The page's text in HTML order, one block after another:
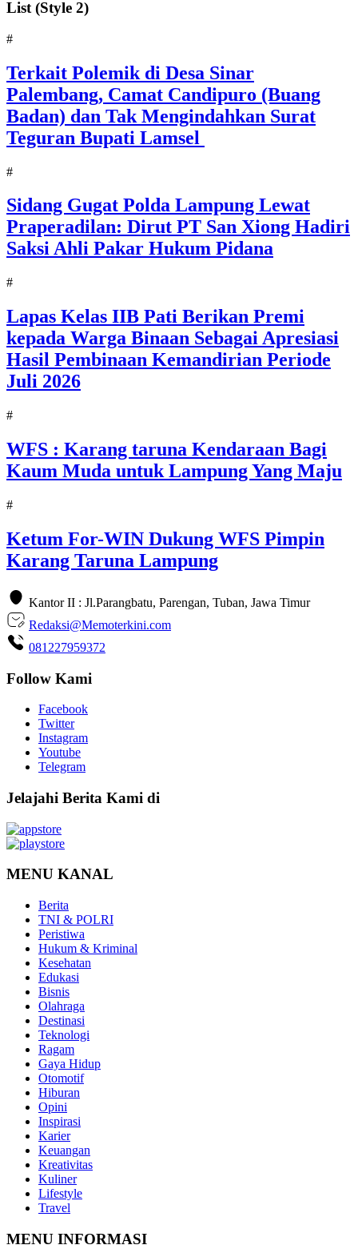
List (Style 2)
#
Terkait Polemik di Desa Sinar
Palembang, Camat Candipuro (Buang
Badan) dan Tak Mengindahkan Surat
Teguran Bupati Lamsel ‎
#
Sidang Gugat Polda Lampung Lewat
Praperadilan: Dirut PT San Xiong Hadiri
Saksi Ahli Pakar Hukum Pidana
#
Lapas Kelas IIB Pati Berikan Premi
kepada Warga Binaan Sebagai Apresiasi
Hasil Pembinaan Kemandirian Periode
Juli 2026
#
WFS : Karang taruna Kendaraan Bagi
Kaum Muda untuk Lampung Yang Maju
#
Ketum For-WIN Dukung WFS Pimpin
Karang Taruna Lampung
Kantor II : Jl.Parangbatu, Parengan, Tuban, Jawa Timur
Redaksi@Memoterkini.com
081227959372
Follow Kami
Facebook
Twitter
Instagram
Youtube
Telegram
Jelajahi Berita Kami di
MENU KANAL
Berita
TNI & POLRI
Peristiwa
Hukum & Kriminal
Kesehatan
Edukasi
Bisnis
Olahraga
Destinasi
Teknologi
Ragam
Gaya Hidup
Otomotif
Hiburan
Opini
Inspirasi
Karier
Keuangan
Kreativitas
Kuliner
Lifestyle
Travel
MENU INFORMASI